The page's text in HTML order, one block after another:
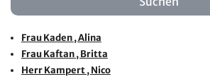
FrauKaden, Alina
FrauKaftan, Britta
HerrKampert, Nico